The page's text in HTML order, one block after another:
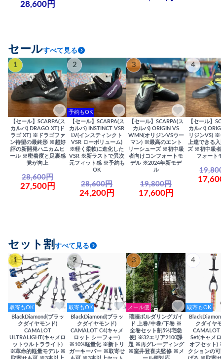
28,600円
セールすべて見る
1
【セール】SCARPA(ス
カルパ) DRAGO XT(ド
ラゴ XT) ※ドラゴファ
ン待望の最終形 ※超好
評の新開発ハニカムヒ
ール ※密着度と足裏感
覚が向上
28,600円
27,500円
2
予約もOK
【セール】SCARPA(ス
カルパ) INSTINCT VSR
LV(インスティンクト
VSR ローボリューム)
※軽く柔軟に進化した
VSR ※新ラストで異次
元フィット感 ※予約も
OK
28,600円
24,200円
3
【セール】SCARPA(ス
カルパ) ORIGIN VS
WMN(オリジンVSウー
マン) ※最高のエント
リーシューズ ※初中級
者向けコンフォートモ
デル ※2024年新モデ
ル
19,800円
17,600円
4
【セール】
カルパ)
リジンVS) ※
上達できる
ズ ※初中級
フォート
セット割 すべて見る
1
取寄もOK
BlackDiamond(ブラッ
クダイヤモンド)
CAMALOT
ULTRALIGHT(キャメロ
ットウルトラライト)
※革命的軽量モデル ※
2
取寄もOK
BlackDiamond(ブラッ
クダイヤモンド)
CAMALOT C4(キャメ
ロット シーフォー)
※10%軽量化 ※新トリ
ガーキーパー ※取寄せ
3
メール便
瑞牆ボルダリングガイ
ド 上巻/中巻/下巻 ※
全巻セット割5%(宅急
便) ※32エリア2100課
題 ※再グレーディング
※室井登喜夫監修 ※メ
4
取寄もOK
クダイヤ
Set(キャメ
オフセット)
クションの